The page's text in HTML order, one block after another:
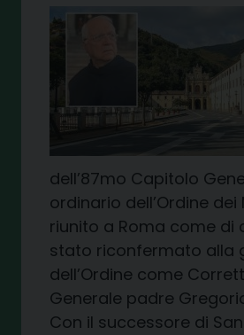
dell’87mo Capitolo
ordinario dell’Ordine dei
riunito a Roma come di
stato riconfermato alla
dell’Ordine come
Generale padre
Con il successore di